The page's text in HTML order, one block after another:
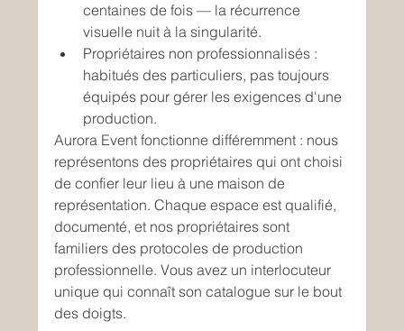
centaines de fois — la récurrence
visuelle nuit à la singularité.
Propriétaires non professionnalisés :
habitués des particuliers, pas toujours
équipés pour gérer les exigences d'une
production.
Aurora Event fonctionne différemment : nous
représentons des propriétaires qui ont choisi
de confier leur lieu à une maison de
représentation. Chaque espace est qualifié,
documenté, et nos propriétaires sont
familiers des protocoles de production
professionnelle. Vous avez un interlocuteur
unique qui connaît son catalogue sur le bout
des doigts.